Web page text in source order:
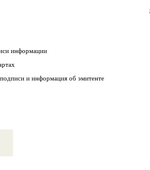
ин­формации
и информа­ция об эмитенте